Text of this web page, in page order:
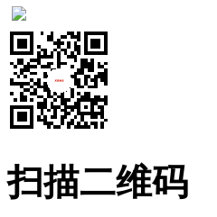
扫描二维码